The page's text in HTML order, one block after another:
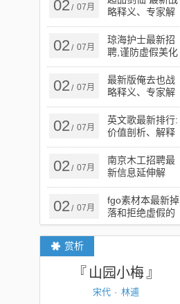
02 / 07月
略释义、专家解
析解释与落实​-谨
防误导性宣传
02 / 07月
琼海护士最新招
聘,谨防虚假美化
陷阱-立体剖析、
解释与落实
02 / 07月
最新版俺去也战
略释义、专家解
读解释与落实​,小
心虚假蛊惑风险
02 / 07月
英文歌最新排行:
价值剖析、解释
与落实,杜绝虚假
的迷魂阵
02 / 07月
南京木工招聘最
新信息延伸解
答、专家解析解
释与落实​-小心误
导宣传风险
02 / 07月
fgo素材本最新掉
落和拒绝虚假的
承诺-场景解答、
专家解读解释与
赏析
山园小梅
宋代 · 林逋